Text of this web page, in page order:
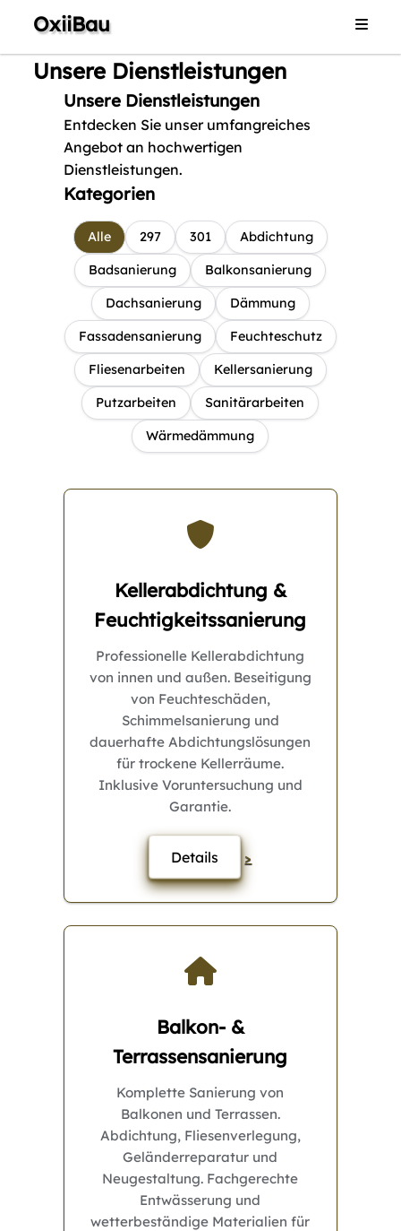
OxiiBau
Dienstleistungen
Galerie
Impressum
Unsere Dienstleistungen
Unsere Dienstleistungen
Entdecken Sie unser umfangreiches
Angebot an hochwertigen
Dienstleistungen.
Kategorien
Alle 297 301 Abdichtung
Badsanierung Balkonsanierung
Dachsanierung Dämmung
Fassadensanierung Feuchteschutz
Fliesenarbeiten Kellersanierung
Putzarbeiten Sanitärarbeiten
Wärmedämmung
Kellerabdichtung &
Feuchtigkeitssanierung
Professionelle Kellerabdichtung
von innen und außen. Beseitigung
von Feuchteschäden,
Schimmelsanierung und
dauerhafte Abdichtungslösungen
für trockene Kellerräume.
Inklusive Voruntersuchung und
Garantie.
Details >
Balkon- &
Terrassensanierung
Komplette Sanierung von
Balkonen und Terrassen.
Abdichtung, Fliesenverlegung,
Geländerreparatur und
Neugestaltung. Fachgerechte
Entwässerung und
wetterbeständige Materialien für